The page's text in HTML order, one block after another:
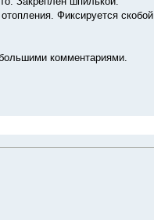
Фиксируется скобой.
комментариями.